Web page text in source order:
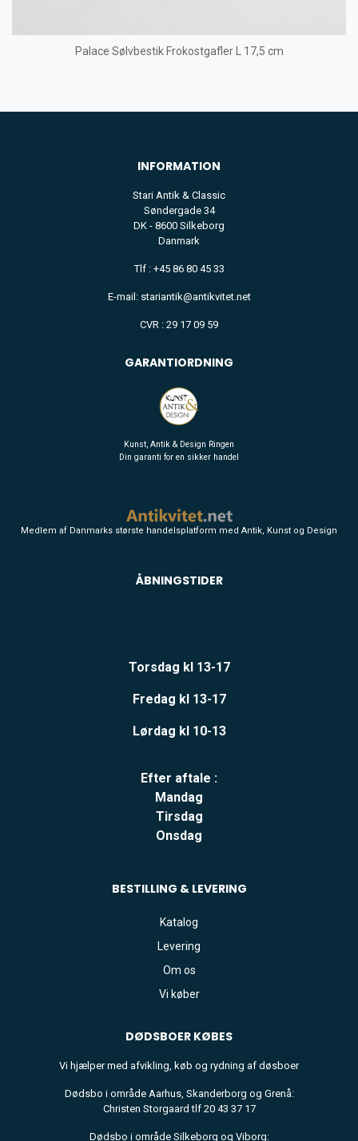
Palace Sølvbestik Frokostgafler L 17,5 cm
INFORMATION
Stari Antik & Classic
Søndergade 34
DK - 8600 Silkeborg
Danmark
Tlf : +45 86 80 45 33
E-mail: stariantik@antikvitet.net
CVR : 29 17 09 59
GARANTIORDNING
Kunst, Antik & Design Ringen
Din garanti for en sikker handel
Medlem af Danmarks største handelsplatform med Antik, Kunst og Design
ÅBNINGSTIDER
Torsdag kl 13-17
Fredag kl 13-17
Lørdag kl 10-13
Efter aftale :
Mandag
Tirsdag
Onsdag
BESTILLING & LEVERING
Katalog
Levering
Om os
Vi køber
DØDSBOER KØBES
Vi hjælper med afvikling, køb og rydning af døsboer
Dødsbo i område Aarhus, Skanderborg og Grenå:
Christen Storgaard tlf 20 43 37 17
Dødsbo i område Silkeborg og Viborg: